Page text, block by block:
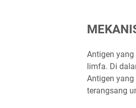
Antigen
limfa. Di
Antigen
terangsang